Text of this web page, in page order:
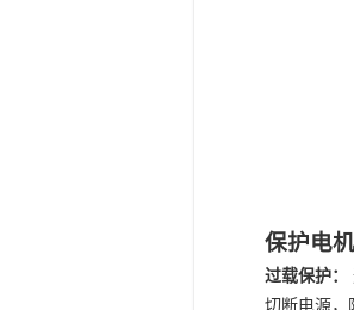
保护电
过载保护：
切断电源，